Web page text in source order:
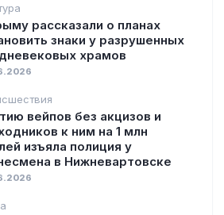
рассказали о планах
знаки у разрушенных
храмов
вейпов без акцизов и
к ним на 1 млн
изъяла полиция у
в Нижневартовске